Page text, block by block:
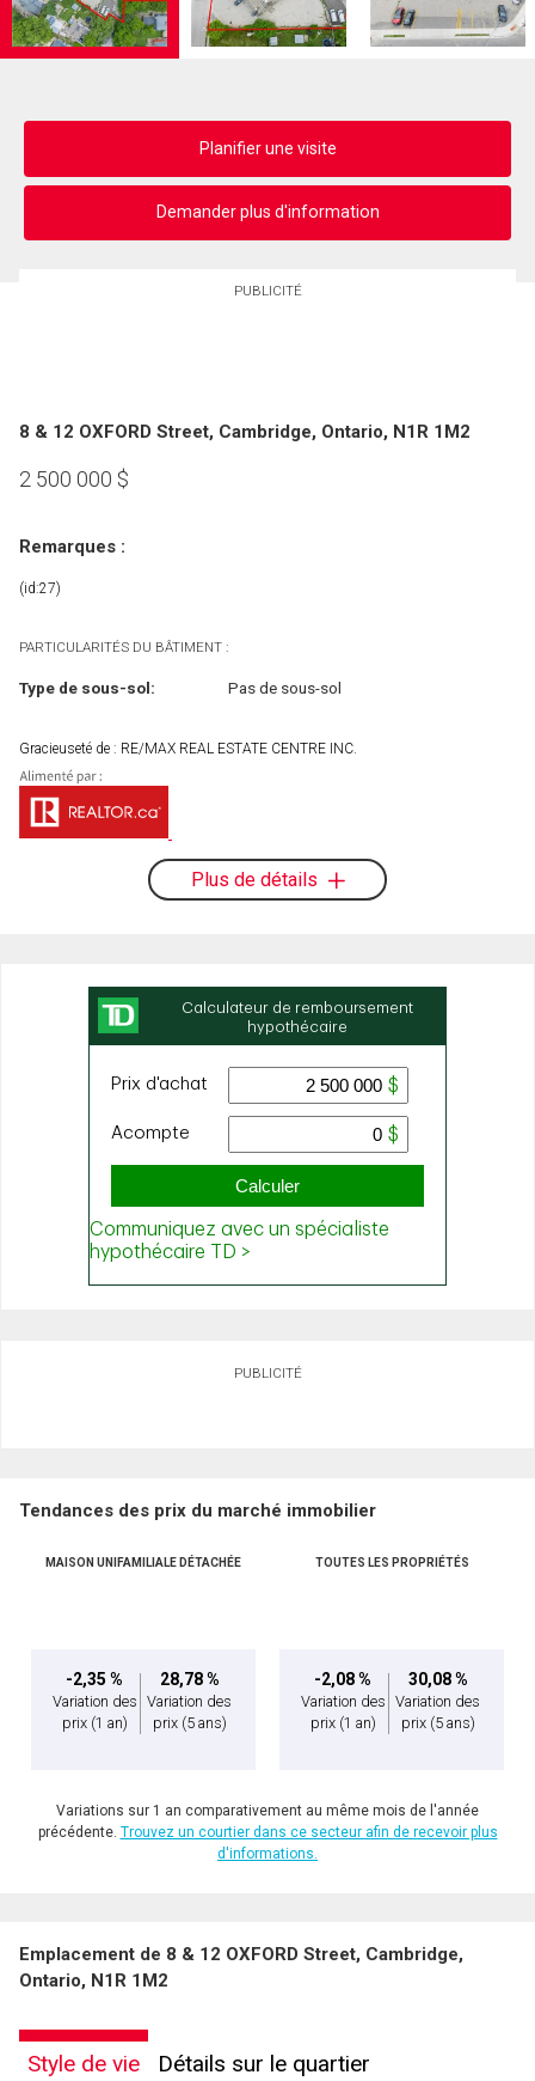
Planifier une visite
Demander plus d'information
PUBLICITÉ
8 & 12 OXFORD Street, Cambridge, Ontario, N1R 1M2
2 500 000 $
Remarques :
(id:27)
PARTICULARITÉS DU BÂTIMENT :
Type de sous-sol: Pas de sous-sol
Gracieuseté de : RE/MAX REAL ESTATE CENTRE INC.
Plus de détails
PUBLICITÉ
Tendances des prix du marché immobilier
MAISON UNIFAMILIALE DÉTACHÉE
-2,35 %
Variation des
prix (1 an)
28,78 %
Variation des
prix (5 ans)
TOUTES LES PROPRIÉTÉS
-2,08 %
Variation des
prix (1 an)
30,08 %
Variation des
prix (5 ans)
Variations sur 1 an comparativement au même mois de l'année
précédente. Trouvez un courtier dans ce secteur afin de recevoir plus
d'informations.
Emplacement de 8 & 12 OXFORD Street, Cambridge,
Ontario, N1R 1M2
Style de vie Détails sur le quartier